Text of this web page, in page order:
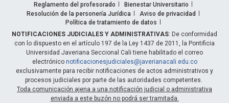
Reglamento del profesorado
Bienestar Universitario
Resolución de la personería Jurídica
Aviso de privacidad
Política de tratamiento de datos
NOTIFICACIONES JUDICIALES Y ADMINISTRATIVAS: De conformidad
con lo dispuesto en el artículo 197 de la Ley 1437 de 2011, la Pontificia
Universidad Javeriana Seccional Cali tiene habilitado el correo
electrónico notificacionesjudiciales@javerianacali.edu.co
exclusivamente para recibir notificaciones de actos administrativos y
procesos judiciales por parte de las autoridades competentes.
Toda comunicación ajena a una notificación judicial o administrativa
enviada a este buzón no podrá ser tramitada.